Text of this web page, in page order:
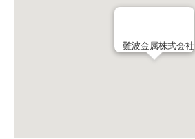
難波金属株式会社